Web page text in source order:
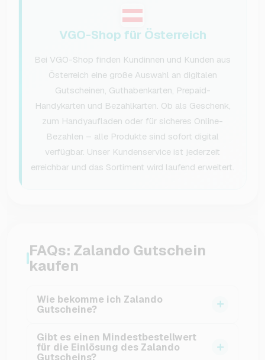
VGO-Shop für Österreich
Bei VGO-Shop finden Kundinnen und Kunden aus
Österreich eine große Auswahl an digitalen
Gutscheinen, Guthabenkarten, Prepaid-
Handykarten und Bezahlkarten. Ob als Geschenk,
zum Handyaufladen oder für sicheres Online-
Bezahlen – alle Produkte sind sofort digital
verfügbar. Unser Kundenservice ist jederzeit
erreichbar und das Sortiment wird laufend erweitert.
FAQs: Zalando Gutschein
kaufen
Wie bekomme ich Zalando
Gutscheine?
online Zalando Gutscheine kaufen. Nach Deiner
Bestellung erhältst Du einen Code an Deine
Gibt es einen Mindestbestellwert
für die Einlösung des Zalando
Gutscheins?